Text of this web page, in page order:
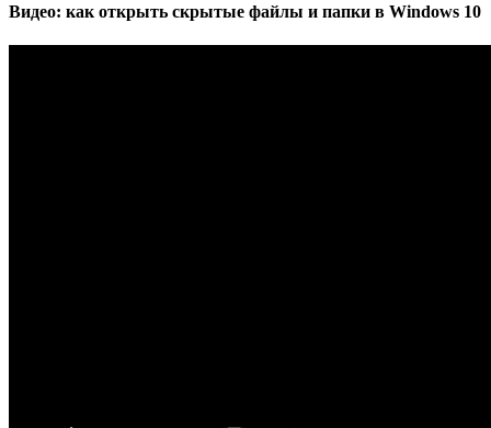
Видео: как открыть скрытые файлы и папки в Windows 10